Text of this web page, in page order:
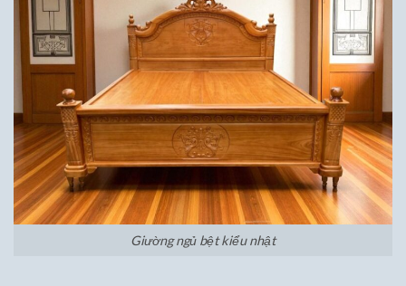
Giường ngủ bệt kiểu nhật